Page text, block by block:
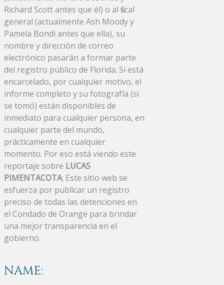
Richard Scott antes que él) o al fiscal
general (actualmente Ash Moody y
Pamela Bondi antes que ella), su
nombre y dirección de correo
electrónico pasarán a formar parte
del registro público de Florida. Si está
encarcelado, por cualquier motivo, el
informe completo y su fotografía (si
se tomó) están disponibles de
inmediato para cualquier persona, en
cualquier parte del mundo,
prácticamente en cualquier
momento. Por eso está viendo este
reportaje sobre LUCAS
PIMENTACOTA; Este sitio web se
esfuerza por publicar un registro
preciso de todas las detenciones en
el Condado de Orange para brindar
una mejor transparencia en el
gobierno.
NAME: